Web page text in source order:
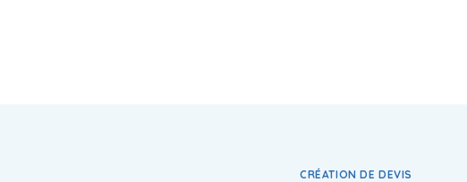
CRÉATION DE DEVIS